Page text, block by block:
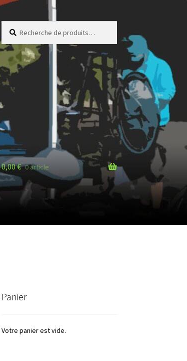
pour :
0,00€ 0 article
Panier
Votre panier est vide.